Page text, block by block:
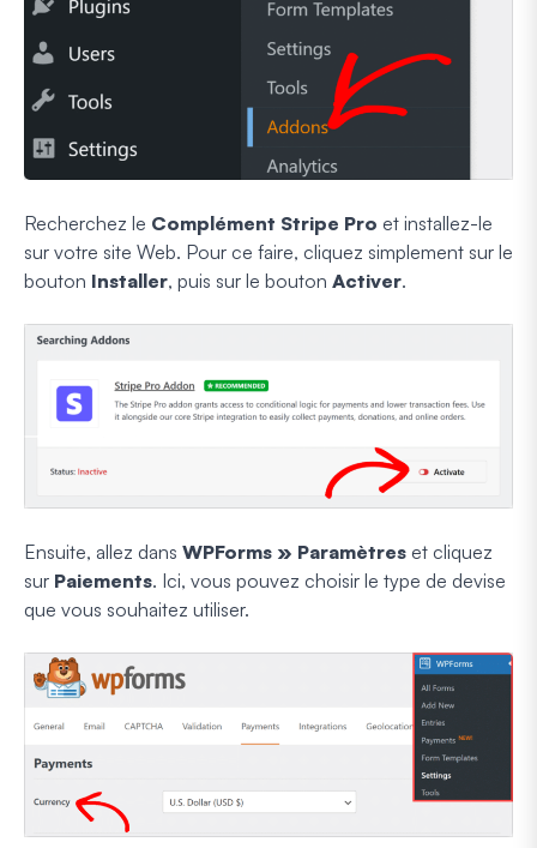
Recherchez le Complément Stripe Pro et installez-le
sur votre site Web. Pour ce faire, cliquez simplement sur le
bouton Installer, puis sur le bouton Activer.
Ensuite, allez dans WPForms » Paramètres et cliquez
sur Paiements. Ici, vous pouvez choisir le type de devise
que vous souhaitez utiliser.